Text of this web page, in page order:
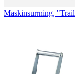
Maskinsurrning,